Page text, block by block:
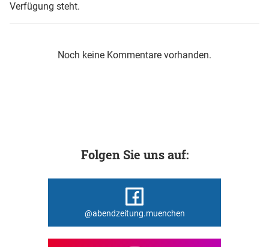
Verfügung steht.
Noch keine Kommentare vorhanden.
Folgen Sie uns auf:
@abendzeitung.muenchen